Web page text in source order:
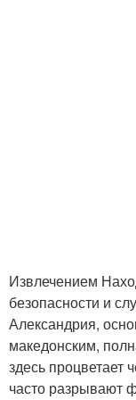
Извлечением
безопасности и
Александрия,
македонским,
здесь процветает
часто разрывают